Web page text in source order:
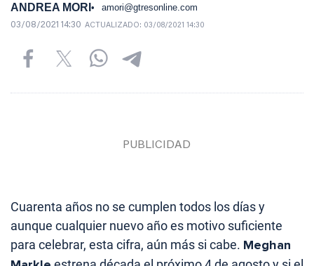
ANDREA MORI amori@gtresonline.com
03/08/2021 14:30 ACTUALIZADO: 03/08/2021 14:30
Cuarenta años no se cumplen todos los días y
aunque cualquier nuevo año es motivo suficiente
para celebrar, esta cifra, aún más si cabe. Meghan